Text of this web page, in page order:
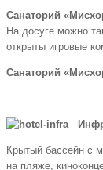
Санаторий
На досуге можно
открыты игровые
Санаторий
Крытый бассейн с
на пляже,